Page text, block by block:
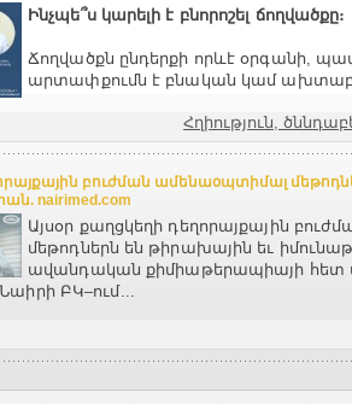
Ինչպե՞ս կարելի է բնորոշել ճողվածքը։
Ճողվածքն ընդերքի որևէ օրգանի,
արտափքումն է բնական կամ
Հղիություն,
բուժման ամենաօպտիմալ
nairimed.com
Այսօր քաղցկեղի դեղորայքային
մեթոդներն են թիրախային եւ
ավանդական քիմիաթերապիայի հետ
ԲԿ–ում...